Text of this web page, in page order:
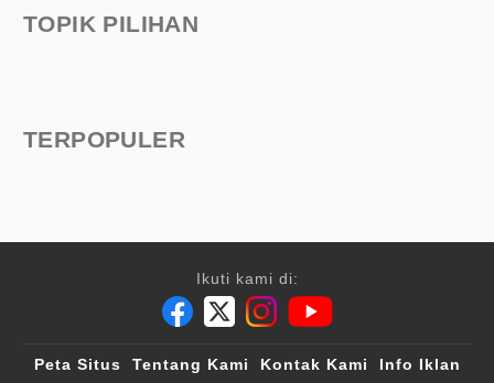
TOPIK PILIHAN
TERPOPULER
Ikuti kami di:
Peta Situs Tentang Kami Kontak Kami
Info Iklan